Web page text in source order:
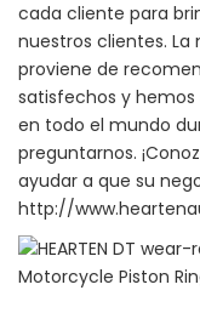
cada cliente para
nuestros clientes.
proviene de
satisfechos y
en todo el mundo
preguntarnos.
ayudar a que su
http://